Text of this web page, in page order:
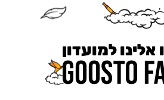
למועדון